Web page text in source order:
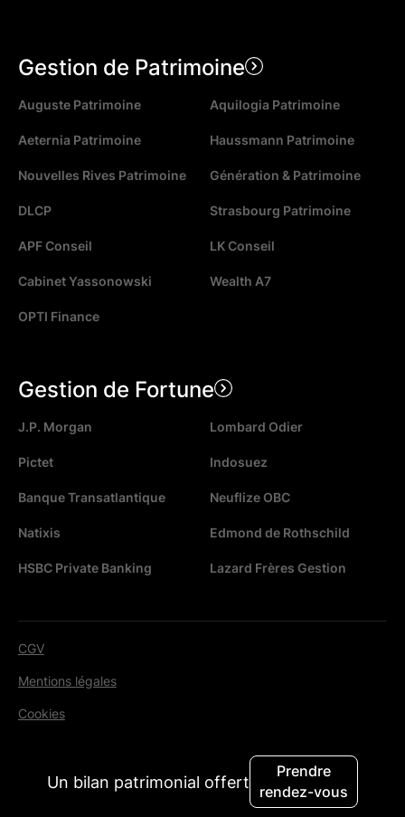
Gestion de Patrimoine
Auguste Patrimoine Aquilogia Patrimoine
Aeternia Patrimoine Haussmann Patrimoine
Nouvelles Rives Patrimoine Génération & Patrimoine
DLCP Strasbourg Patrimoine
APF Conseil LK Conseil
Cabinet Yassonowski Wealth A7
OPTI Finance
Gestion de Fortune
J.P. Morgan Lombard Odier
Pictet Indosuez
Banque Transatlantique Neuflize OBC
Natixis Edmond de Rothschild
HSBC Private Banking Lazard Frères Gestion
CGV
Mentions légales
Cookies
Un bilan patrimonial offert
Prendre
rendez-vous